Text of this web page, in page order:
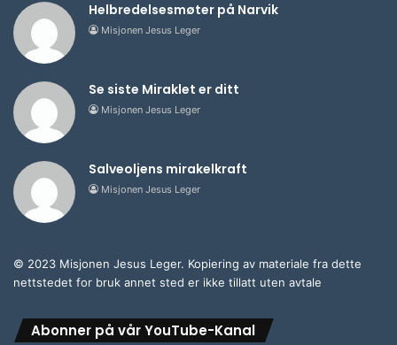
Helbredelsesmøter på Narvik
Misjonen Jesus Leger
Se siste Miraklet er ditt
Misjonen Jesus Leger
Salveoljens mirakelkraft
Misjonen Jesus Leger
© 2023 Misjonen Jesus Leger. Kopiering av materiale fra dette
nettstedet for bruk annet sted er ikke tillatt uten avtale
Abonner på vår YouTube-Kanal